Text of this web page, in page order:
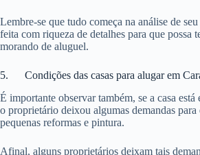
Lembre-se que tudo começa na análise de
feita com riqueza de detalhes para que possa
morando de aluguel.
5. Condições das casas para alugar em
É importante observar também, se a casa está
o proprietário deixou algumas demandas
pequenas reformas e pintura.
Afinal, alguns proprietários deixam tais